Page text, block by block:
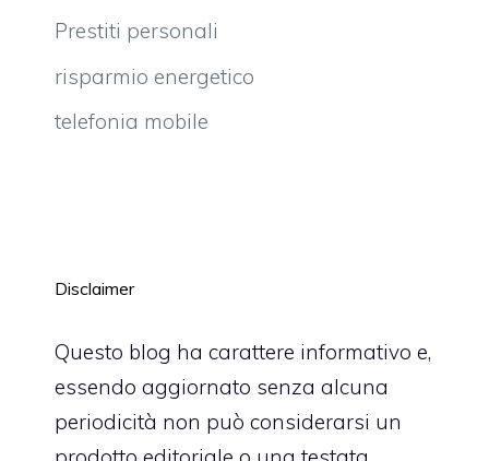
Prestiti personali
risparmio energetico
telefonia mobile
Disclaimer
Questo blog ha carattere informativo e,
essendo aggiornato senza alcuna
periodicità non può considerarsi un